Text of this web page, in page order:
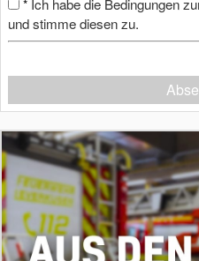
* Ich habe die Bedingungen
und stimme diesen zu.